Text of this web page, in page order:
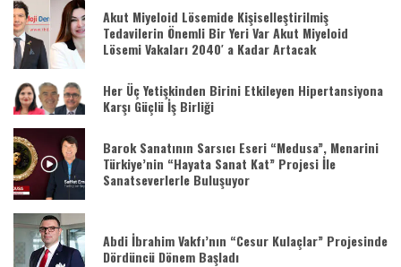
Akut Miyeloid Lösemide Kişiselleştirilmiş
Tedavilerin Önemli Bir Yeri Var Akut Miyeloid
Lösemi Vakaları 2040′ a Kadar Artacak
Her Üç Yetişkinden Birini Etkileyen Hipertansiyona
Karşı Güçlü İş Birliği
Barok Sanatının Sarsıcı Eseri “Medusa”, Menarini
Türkiye’nin “Hayata Sanat Kat” Projesi İle
Sanatseverlerle Buluşuyor
Abdi İbrahim Vakfı’nın “Cesur Kulaçlar” Projesinde
Dördüncü Dönem Başladı